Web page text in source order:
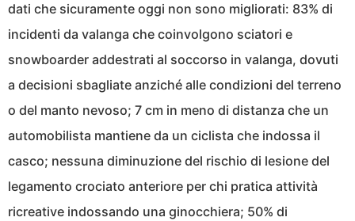
dati che sicuramente oggi non sono migliorati: 83% di
incidenti da valanga che coinvolgono sciatori e
snowboarder addestrati al soccorso in valanga, dovuti
a decisioni sbagliate anziché alle condizioni del terreno
o del manto nevoso; 7 cm in meno di distanza che un
automobilista mantiene da un ciclista che indossa il
casco; nessuna diminuzione del rischio di lesione del
legamento crociato anteriore per chi pratica attività
ricreative indossando una ginocchiera; 50% di